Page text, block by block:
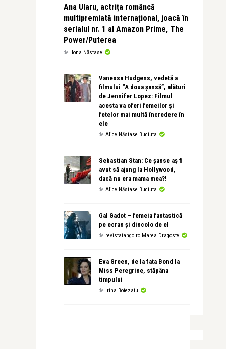
Ana Ularu, actrița româncă
multipremiată internațional, joacă în
serialul nr. 1 al Amazon Prime, The
Power/Puterea
de Ilona Năstase
Vanessa Hudgens, vedetă a
filmului “A doua șansă”, alături
de Jennifer Lopez: Filmul
acesta va oferi femeilor și
fetelor mai multă încredere în
ele
de Alice Năstase Buciuta
Sebastian Stan: Ce șanse aș fi
avut să ajung la Hollywood,
dacă nu era mama mea?!
de Alice Năstase Buciuta
Gal Gadot – femeia fantastică
pe ecran și dincolo de el
de revistatango.ro Marea Dragoste
Eva Green, de la fata Bond la
Miss Peregrine, stăpâna
timpului
de Irina Botezatu